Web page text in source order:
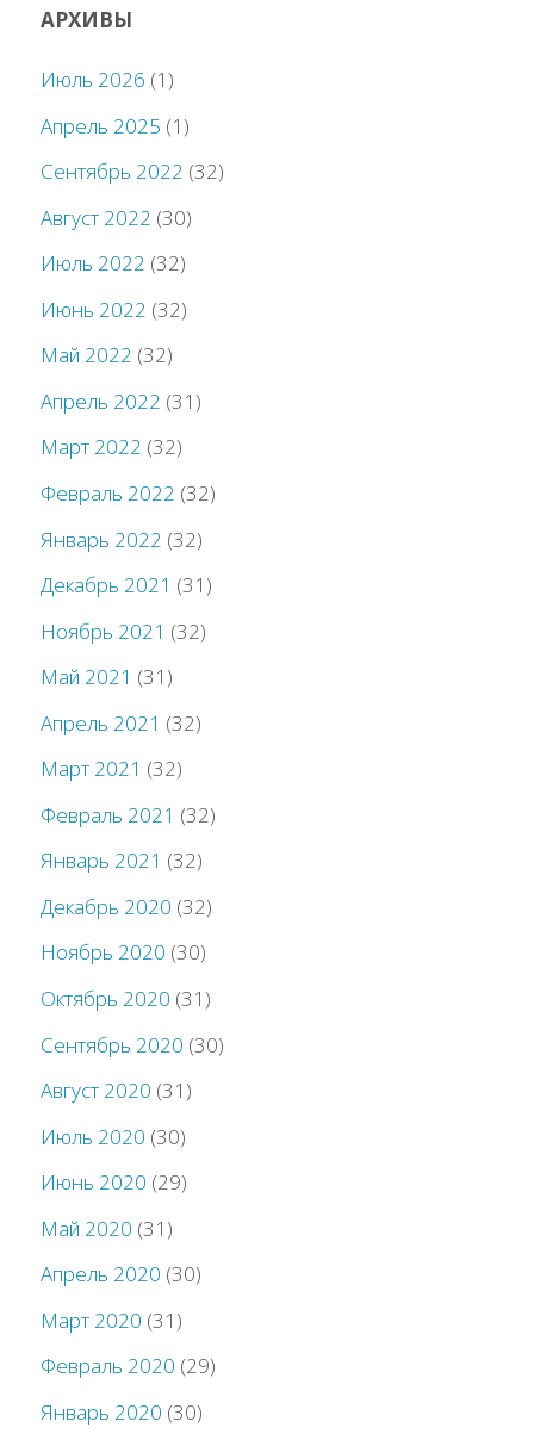
АРХИВЫ
Июль 2026 (1)
Апрель 2025 (1)
Сентябрь 2022 (32)
Август 2022 (30)
Июль 2022 (32)
Июнь 2022 (32)
Май 2022 (32)
Апрель 2022 (31)
Март 2022 (32)
Февраль 2022 (32)
Январь 2022 (32)
Декабрь 2021 (31)
Ноябрь 2021 (32)
Май 2021 (31)
Апрель 2021 (32)
Март 2021 (32)
Февраль 2021 (32)
Январь 2021 (32)
Декабрь 2020 (32)
Ноябрь 2020 (30)
Октябрь 2020 (31)
Сентябрь 2020 (30)
Август 2020 (31)
Июль 2020 (30)
Июнь 2020 (29)
Май 2020 (31)
Апрель 2020 (30)
Март 2020 (31)
Февраль 2020 (29)
Январь 2020 (30)